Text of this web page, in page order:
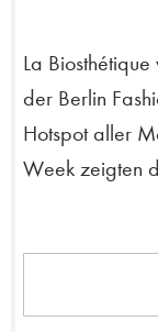
La
der Berlin
Hotspot aller
Week zeigten